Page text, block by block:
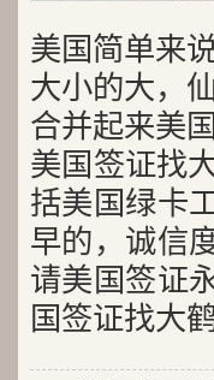
美国简单来
大小的大，
合并起来美
美国签证找
括美国绿卡
早的，诚信
请美国签证
国签证找大